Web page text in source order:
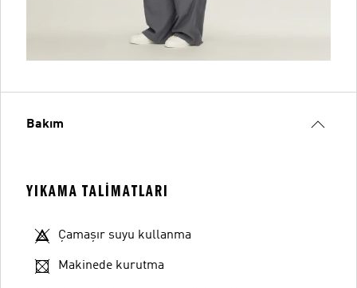
Bakım
YIKAMA TALIMATLARI
Çamaşır suyu kullanma
Makinede kurutma